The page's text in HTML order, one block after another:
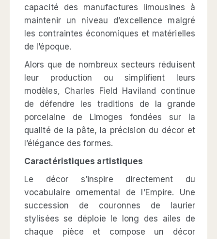
capacité des manufactures limousines à
maintenir un niveau d’excellence malgré
les contraintes économiques et matérielles
de l’époque.
Alors que de nombreux secteurs réduisent
leur production ou simplifient leurs
modèles, Charles Field Haviland continue
de défendre les traditions de la grande
porcelaine de Limoges fondées sur la
qualité de la pâte, la précision du décor et
l’élégance des formes.
Caractéristiques artistiques
Le décor s’inspire directement du
vocabulaire ornemental de l’Empire. Une
succession de couronnes de laurier
stylisées se déploie le long des ailes de
chaque pièce et compose un décor